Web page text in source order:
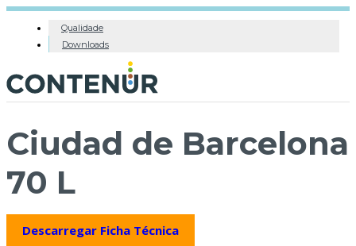
Qualidade
Downloads
Ciudad de Barcelona
70 L
Descarregar Ficha Técnica